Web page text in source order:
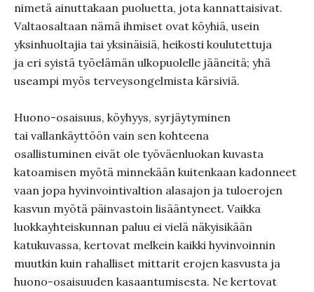
nimetä ainuttakaan puoluetta, jota kannattaisivat.
Valtaosaltaan nämä ihmiset ovat köyhiä, usein
yksinhuoltajia tai yksinäisiä, heikosti koulutettuja
ja eri syistä työelämän ulkopuolelle jääneitä; yhä
useampi myös terveysongelmista kärsiviä.
Huono-osaisuus, köyhyys, syrjäytyminen
tai vallankäyttöön vain sen kohteena
osallistuminen eivät ole työväenluokan kuvasta
katoamisen myötä minnekään kuitenkaan kadonneet
vaan jopa hyvinvointivaltion alasajon ja tuloerojen
kasvun myötä päinvastoin lisääntyneet. Vaikka
luokkayhteiskunnan paluu ei vielä näkyisikään
katukuvassa, kertovat melkein kaikki hyvinvoinnin
muutkin kuin rahalliset mittarit erojen kasvusta ja
huono-osaisuuden kasaantumisesta. Ne kertovat